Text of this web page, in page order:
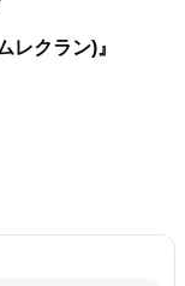
クラン)』